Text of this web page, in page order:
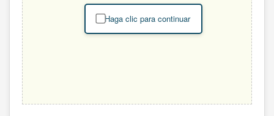
Haga clic para continuar